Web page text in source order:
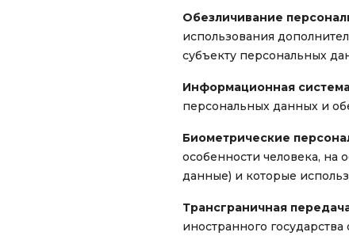
Обезличивание
использования
субъекту персональных
Информационная
персональных данных и
Биометрические
особенности человека, на
данные) и которые
Трансграничная
иностранного